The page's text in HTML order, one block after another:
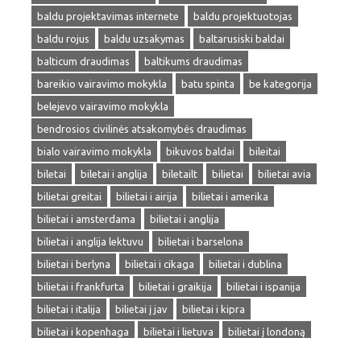
baldu projektavimas internete
baldu projektuotojas
baldu rojus
baldu uzsakymas
baltarusiski baldai
balticum draudimas
baltikums draudimas
bareikio vairavimo mokykla
batu spinta
be kategorija
belejevo vairavimo mokykla
bendrosios civilinės atsakomybės draudimas
bialo vairavimo mokykla
bikuvos baldai
bileitai
biletai
biletai i anglija biletailt bilietai
bilietai avia
bilietai greitai
bilietai i airija
bilietai i amerika
bilietai i amsterdama
bilietai i anglija
bilietai i anglija lektuvu
bilietai i barselona
bilietai i berlyna
bilietai i cikaga
bilietai i dublina
bilietai i frankfurta
bilietai i graikija
bilietai i ispanija
bilietai i italija
bilietai į jav
bilietai i kipra
bilietai i kopenhaga
bilietai i lietuva
bilietai į londoną